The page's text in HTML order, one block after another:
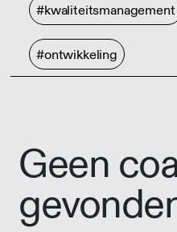
#kwaliteitsmanagement
#ontwikkeling
Geen